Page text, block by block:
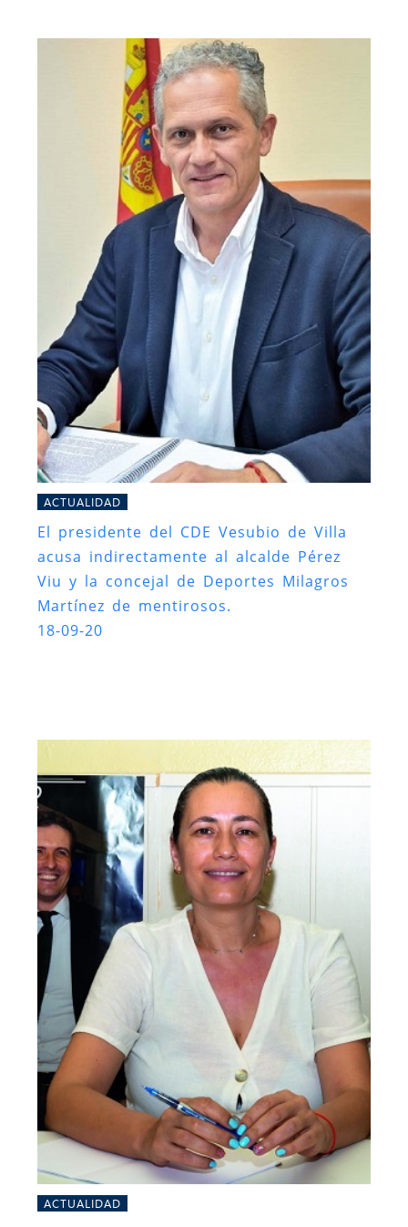
ACTUALIDAD
El presidente del CDE Vesubio de Villa
acusa indirectamente al alcalde Pérez
Viu y la concejal de Deportes Milagros
Martínez de mentirosos.
18-09-20
ACTUALIDAD